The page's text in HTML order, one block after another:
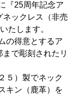
『25周年記念ア
ネックレス（非売
たします。
の得意とするア
で彫刻されたリ
５）製でネック
キン（鹿革）を